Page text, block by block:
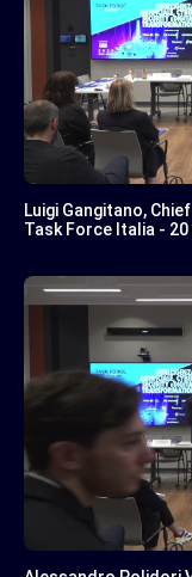
Luigi Gangitano,
Task Force Italia - 20